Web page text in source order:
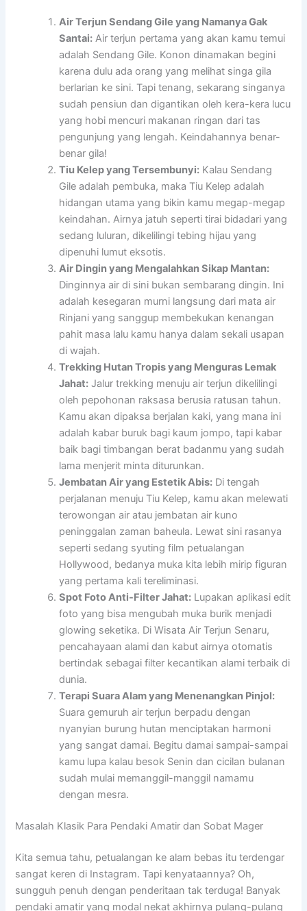
Air Terjun Sendang Gile yang Namanya Gak
Santai: Air terjun pertama yang akan kamu temui
adalah Sendang Gile. Konon dinamakan begini
karena dulu ada orang yang melihat singa gila
berlarian ke sini. Tapi tenang, sekarang singanya
sudah pensiun dan digantikan oleh kera-kera lucu
yang hobi mencuri makanan ringan dari tas
pengunjung yang lengah. Keindahannya benar-
benar gila!
Tiu Kelep yang Tersembunyi: Kalau Sendang
Gile adalah pembuka, maka Tiu Kelep adalah
hidangan utama yang bikin kamu megap-megap
keindahan. Airnya jatuh seperti tirai bidadari yang
sedang luluran, dikelilingi tebing hijau yang
dipenuhi lumut eksotis.
Air Dingin yang Mengalahkan Sikap Mantan:
Dinginnya air di sini bukan sembarang dingin. Ini
adalah kesegaran murni langsung dari mata air
Rinjani yang sanggup membekukan kenangan
pahit masa lalu kamu hanya dalam sekali usapan
di wajah.
Trekking Hutan Tropis yang Menguras Lemak
Jahat: Jalur trekking menuju air terjun dikelilingi
oleh pepohonan raksasa berusia ratusan tahun.
Kamu akan dipaksa berjalan kaki, yang mana ini
adalah kabar buruk bagi kaum jompo, tapi kabar
baik bagi timbangan berat badanmu yang sudah
lama menjerit minta diturunkan.
Jembatan Air yang Estetik Abis: Di tengah
perjalanan menuju Tiu Kelep, kamu akan melewati
terowongan air atau jembatan air kuno
peninggalan zaman baheula. Lewat sini rasanya
seperti sedang syuting film petualangan
Hollywood, bedanya muka kita lebih mirip figuran
yang pertama kali tereliminasi.
Spot Foto Anti-Filter Jahat: Lupakan aplikasi edit
foto yang bisa mengubah muka burik menjadi
glowing seketika. Di Wisata Air Terjun Senaru,
pencahayaan alami dan kabut airnya otomatis
bertindak sebagai filter kecantikan alami terbaik di
dunia.
Terapi Suara Alam yang Menenangkan Pinjol:
Suara gemuruh air terjun berpadu dengan
nyanyian burung hutan menciptakan harmoni
yang sangat damai. Begitu damai sampai-sampai
kamu lupa kalau besok Senin dan cicilan bulanan
sudah mulai memanggil-manggil namamu
dengan mesra.
Masalah Klasik Para Pendaki Amatir dan Sobat Mager
Kita semua tahu, petualangan ke alam bebas itu terdengar
sangat keren di Instagram. Tapi kenyataannya? Oh,
sungguh penuh dengan penderitaan tak terduga! Banyak
pendaki amatir yang modal nekat akhirnya pulang-pulang